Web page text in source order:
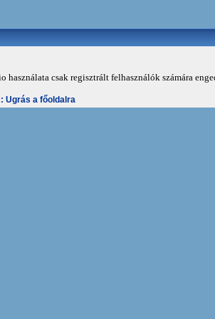
használata csak regisztrált felhasználók számára
Ugrás a főoldalra